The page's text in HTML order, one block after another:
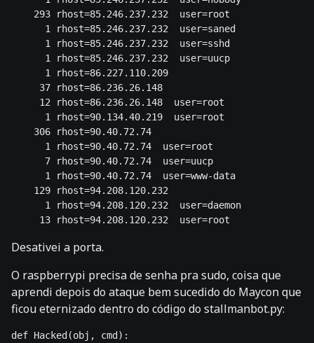
Desativei a porta.
O raspberrypi precisa de senha pra sudo, coisa que
aprendi depois do ataque bem sucedido do Maycon que
ficou eternizado dentro do código do stallmanbot.py:
def Hacked(obj, cmd):